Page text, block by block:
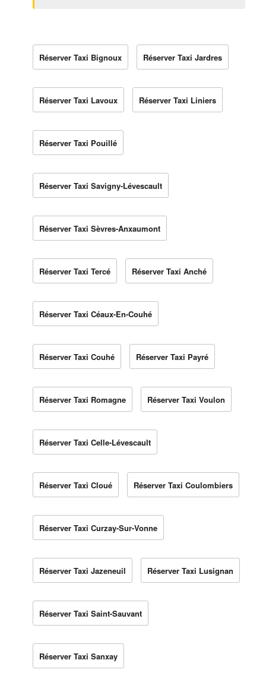
Réserver Taxi Bignoux Réserver Taxi Jardres
Réserver Taxi Lavoux Réserver Taxi Liniers
Réserver Taxi Pouillé
Réserver Taxi Savigny-Lévescault
Réserver Taxi Sèvres-Anxaumont
Réserver Taxi Tercé Réserver Taxi Anché
Réserver Taxi Céaux-En-Couhé
Réserver Taxi Couhé Réserver Taxi Payré
Réserver Taxi Romagne Réserver Taxi Voulon
Réserver Taxi Celle-Lévescault
Réserver Taxi Cloué Réserver Taxi Coulombiers
Réserver Taxi Curzay-Sur-Vonne
Réserver Taxi Jazeneuil Réserver Taxi Lusignan
Réserver Taxi Saint-Sauvant
Réserver Taxi Sanxay